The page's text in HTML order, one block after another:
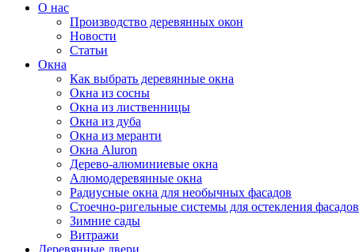
О нас
Производство деревянных окон
Новости
Статьи
Oкна
Как выбрать деревянные окна
Окна из сосны
Окна из лиственницы
Окна из дуба
Окна из меранти
Окна Aluron
Дерево-алюминиевые окна
Алюмодеревянные окна
Радиусные окна для необычных фасадов
Стоечно-ригельные системы для остекления фасадов
Зимние сады
Витражи